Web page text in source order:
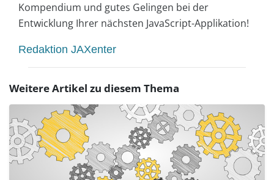
Kompendium und gutes Gelingen bei der
Entwicklung Ihrer nächsten JavaScript-Applikation!
Redaktion JAXenter
Weitere Artikel zu diesem Thema